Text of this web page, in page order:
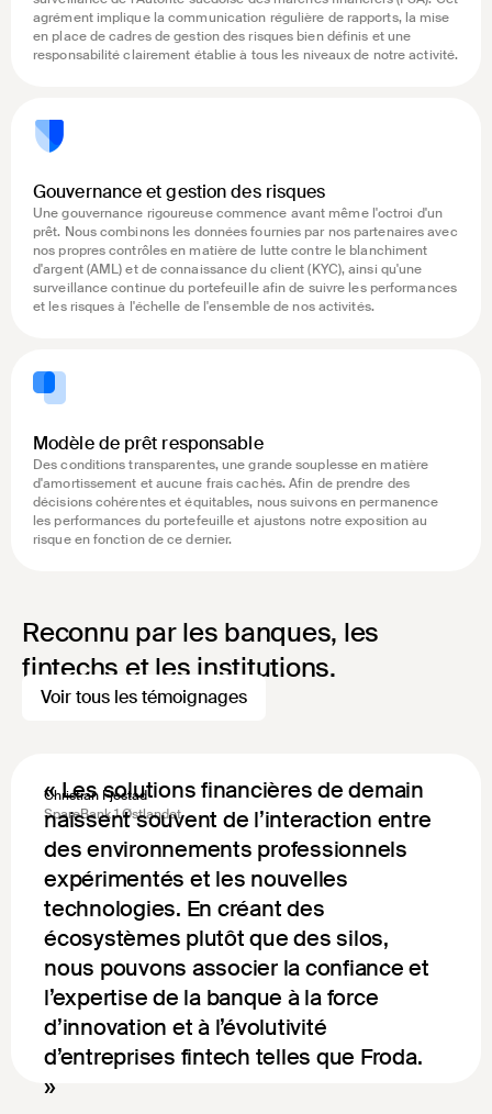
agrément implique la communication régulière de rapports, la mise
en place de cadres de gestion des risques bien définis et une
responsabilité clairement établie à tous les niveaux de notre activité.
Gouvernance et gestion des risques
Une gouvernance rigoureuse commence avant même l'octroi d'un
prêt. Nous combinons les données fournies par nos partenaires avec
nos propres contrôles en matière de lutte contre le blanchiment
d'argent (AML) et de connaissance du client (KYC), ainsi qu'une
surveillance continue du portefeuille afin de suivre les performances
et les risques à l'échelle de l'ensemble de nos activités.
Modèle de prêt responsable
Des conditions transparentes, une grande souplesse en matière
d'amortissement et aucune frais cachés. Afin de prendre des
décisions cohérentes et équitables, nous suivons en permanence
les performances du portefeuille et ajustons notre exposition au
risque en fonction de ce dernier.
Reconnu par les banques, les
fintechs et les institutions.
Voir tous les témoignages
« Les solutions financières de demain
naissent souvent de l’interaction entre
des environnements professionnels
expérimentés et les nouvelles
technologies. En créant des
écosystèmes plutôt que des silos,
nous pouvons associer la confiance et
l’expertise de la banque à la force
d’innovation et à l’évolutivité
d’entreprises fintech telles que Froda.
»
Christian Fjestad
SpareBank 1 Østlandet